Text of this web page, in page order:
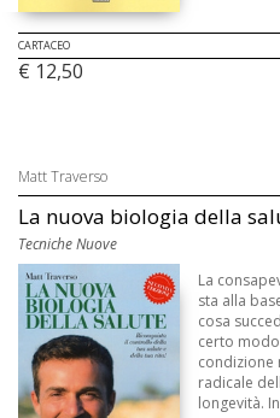
CARTACEO
€ 12,50
Matt Traverso
La nuova biologia della
Tecniche Nuove
La
sta alla
cosa
certo
condizione
radicale
longevità.